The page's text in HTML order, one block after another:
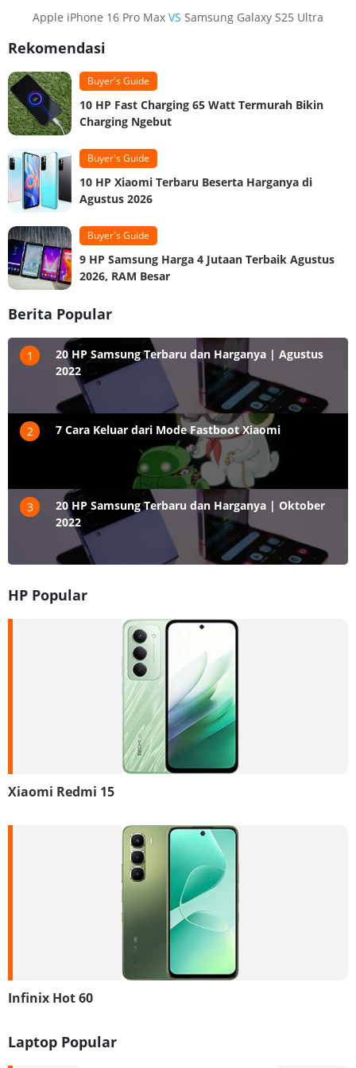
Apple iPhone 16 Pro Max VS Samsung Galaxy S25 Ultra
Rekomendasi
Buyer's Guide
10 HP Fast Charging 65 Watt Termurah Bikin
Charging Ngebut
Buyer's Guide
10 HP Xiaomi Terbaru Beserta Harganya di
Agustus 2026
Buyer's Guide
9 HP Samsung Harga 4 Jutaan Terbaik Agustus
2026, RAM Besar
Berita Popular
1
20 HP Samsung Terbaru dan Harganya | Agustus
2022
2 7 Cara Keluar dari Mode Fastboot Xiaomi
3
20 HP Samsung Terbaru dan Harganya | Oktober
2022
HP Popular
Xiaomi Redmi 15
Infinix Hot 60
Laptop Popular